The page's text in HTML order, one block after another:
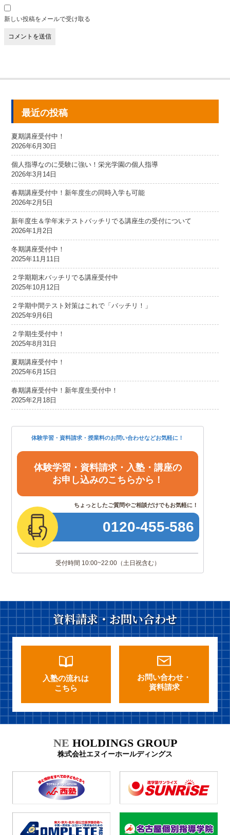
新しい投稿をメールで受け取る
最近の投稿
夏期講座受付中！
2026年6月30日
個人指導なのに受験に強い！栄光学園の個人指導
2026年3月14日
春期講座受付中！新年度生の同時入学も可能
2026年2月5日
新年度生＆学年末テストバッチリでる講座生の受付について
2026年1月2日
冬期講座受付中！
2025年11月11日
２学期期末バッチリでる講座受付中
2025年10月12日
２学期中間テスト対策はこれで「バッチリ！」
2025年9月6日
２学期生受付中！
2025年8月31日
夏期講座受付中！
2025年6月15日
春期講座受付中！新年度生受付中！
2025年2月18日
体験学習・資料請求・授業料のお問い合わせなどお気軽に！
体験学習・資料請求・入塾・講座の
お申し込みのこちらから！
ちょっとしたご質問やご相談だけでもお気軽に！
0120-455-586
受付時間 10:00~22:00（土日祝含む）
資料請求・お問い合わせ
入塾の流れは
こちら
お問い合わせ・
資料請求
NE HOLDINGS GROUP
株式会社エヌイーホールディングス